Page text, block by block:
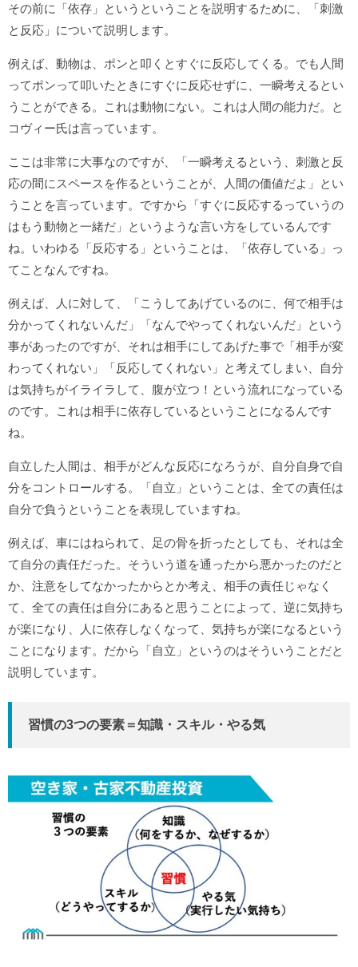
その前に「依存」というということを説明するために、「刺激
と反応」について説明します。
例えば、動物は、ポンと叩くとすぐに反応してくる。でも人間
ってポンって叩いたときにすぐに反応せずに、一瞬考えるとい
うことができる。これは動物にない。これは人間の能力だ。と
コヴィー氏は言っています。
ここは非常に大事なのですが、「一瞬考えるという、刺激と反
応の間にスペースを作るということが、人間の価値だよ」とい
うことを言っています。ですから「すぐに反応するっていうの
はもう動物と一緒だ」というような言い方をしているんです
ね。いわゆる「反応する」ということは、「依存している」っ
てことなんですね。
例えば、人に対して、「こうしてあげているのに、何で相手は
分かってくれないんだ」「なんでやってくれないんだ」という
事があったのですが、それは相手にしてあげた事で「相手が変
わってくれない」「反応してくれない」と考えてしまい、自分
は気持ちがイライラして、腹が立つ！という流れになっている
のです。これは相手に依存しているということになるんです
ね。
自立した人間は、相手がどんな反応になろうが、自分自身で自
分をコントロールする。「自立」ということは、全ての責任は
自分で負うということを表現していますね。
例えば、車にはねられて、足の骨を折ったとしても、それは全
て自分の責任だった。そういう道を通ったから悪かったのだと
か、注意をしてなかったからとか考え、相手の責任じゃなく
て、全ての責任は自分にあると思うことによって、逆に気持ち
が楽になり、人に依存しなくなって、気持ちが楽になるという
ことになります。だから「自立」というのはそういうことだと
説明しています。
習慣の3つの要素＝知識・スキル・やる気